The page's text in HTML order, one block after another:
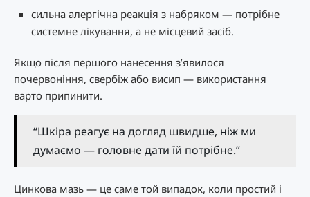
сильна алергічна реакція з набряком — потрібне
системне лікування, а не місцевий засіб.
Якщо після першого нанесення з’явилося
почервоніння, свербіж або висип — використання
варто припинити.
“Шкіра реагує на догляд швидше, ніж ми
думаємо — головне дати їй потрібне.”
Цинкова мазь — це саме той випадок, коли простий і